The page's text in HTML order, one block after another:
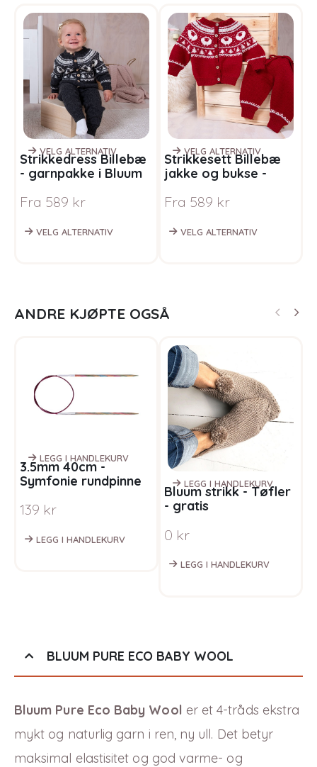
VELG ALTERNATIV
Strikkedress Billebæ
- garnpakke i Bluum
Fra 589 kr
VELG ALTERNATIV
VELG ALTERNATIV
Strikkesett Billebæ
jakke og bukse -
Pure Eco Baby Wool
Fra 589 kr
VELG ALTERNATIV
ANDRE KJØPTE OGSÅ
LEGG I HANDLEKURV
3.5mm 40cm -
Symfonie rundpinne
139 kr
LEGG I HANDLEKURV
LEGG I HANDLEKURV
Bluum strikk - Tøfler
- gratis
0 kr
LEGG I HANDLEKURV
BLUUM PURE ECO BABY WOOL
Bluum Pure Eco Baby Wool er et 4-tråds ekstra
mykt og naturlig garn i ren, ny ull. Det betyr
maksimal elastisitet og god varme- og